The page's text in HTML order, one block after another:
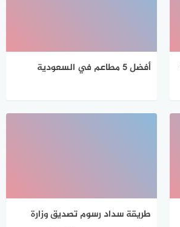
أفضل 5 مطاعم في السعودية
طريقة سداد رسوم تصديق وزارة